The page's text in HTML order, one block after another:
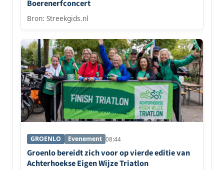
Boerenerfconcert
Bron: Streekgids.nl
GROENLO Evenement 08:44
Groenlo bereidt zich voor op vierde editie van
Achterhoekse Eigen Wijze Triatlon